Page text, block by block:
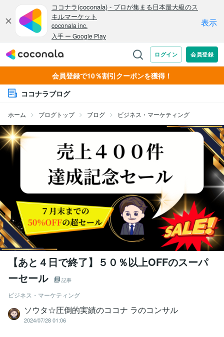
会員登録で10％割引クーポンを獲得！
ココナラブログ
ホーム ブログトップ ブログ ビジネス・マーケティング
【あと４日で終了】５０％以上OFFのスーパ
ーセール
記事
ビジネス・マーケティング
ソウタ☆圧倒的実績のココナ ラのコンサル
2024/07/28 01:06